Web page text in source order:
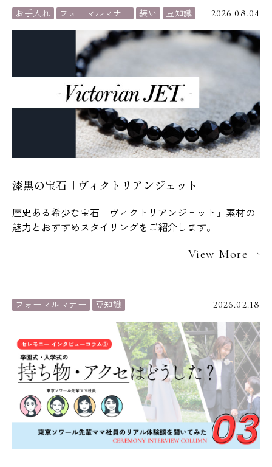
お手入れ フォーマルマナー 装い 豆知識 2026.08.04
漆黒の宝石「ヴィクトリアンジェット」
歴史ある希少な宝石「ヴィクトリアンジェット」素材の
魅力とおすすめスタイリングをご紹介します。
View More
フォーマルマナー 豆知識 2026.02.18